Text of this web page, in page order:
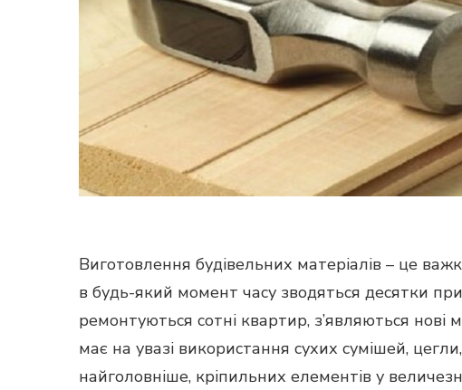
Виготовлення будівельних матеріалів – це
в будь-який момент часу зводяться десятки
ремонтуються сотні квартир, з’являються нові
має на увазі використання сухих сумішей,
найголовніше, кріпильних елементів у